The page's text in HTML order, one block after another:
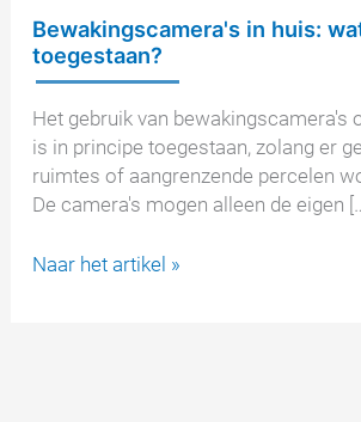
Bewakingscamera's in huis:
toegestaan?
Het gebruik van bewakingscamera's
is in principe toegestaan, zolang er
ruimtes of aangrenzende percelen
De camera's mogen alleen de eigen
Bewakingscamera's
Naar het artikel »